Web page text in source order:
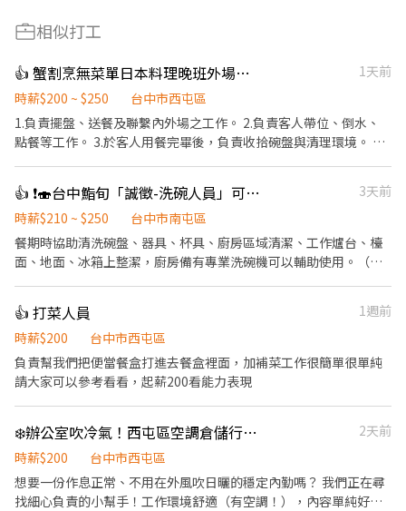
相似打工
👍 蟹割烹無菜單日本料理晚班外場工讀
1天前
時薪$200 ~ $250
台中市西屯區
1.負責擺盤、送餐及聯繫內外場之工作。 2.負責客人帶位、倒水、
點餐等工作。 3.於客人用餐完畢後，負責收拾碗盤與清理環境。 4.
👍 ❗️🍣台中鮨旬「誠徵-洗碗人員」可長期配合者為優先考量。（週日、週一店休）
3天前
時薪$210 ~ $250
台中市南屯區
餐期時協助清洗碗盤、器具、杯具、廚房區域清潔、工作爐台、檯
面、地面、冰箱上整潔，廚房備有專業洗碗機可以輔助使用。（廚
👍 打菜人員
1週前
時薪$200
台中市西屯區
負責幫我們把便當餐盒打進去餐盒裡面，加補菜工作很簡單很單純
請大家可以參考看看，起薪200看能力表現
❄️辦公室吹冷氣！西屯區空調倉儲行政/時薪200/滿月享獎金
2天前
時薪$200
台中市西屯區
想要一份作息正常、不用在外風吹日曬的穩定內勤嗎？ 我們正在尋
找細心負責的小幫手！工作環境舒適（有空調！），內容單純好上